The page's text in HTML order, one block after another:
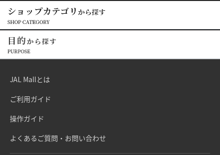
JAL Mallとは
ご利用ガイド
操作ガイド
よくあるご質問・お問い合わせ